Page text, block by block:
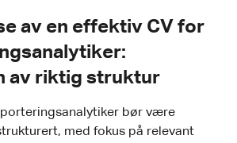
av en effektiv CV for
av riktig struktur
bør være
med fokus på relevant